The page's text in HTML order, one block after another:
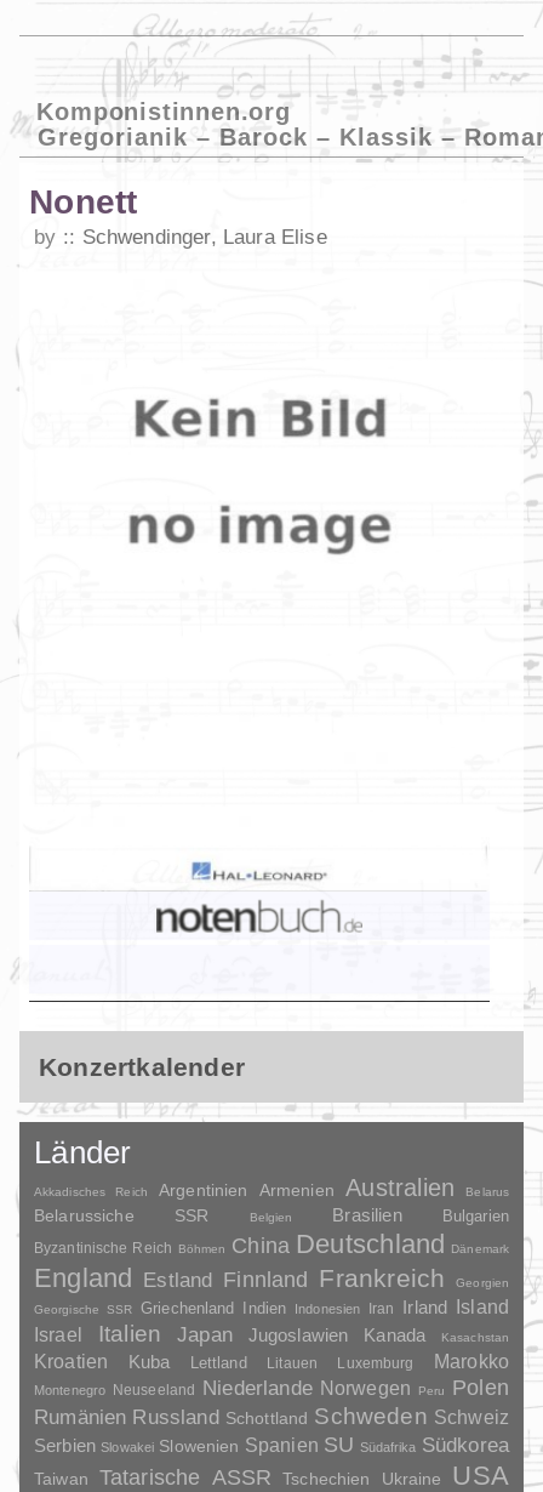
Komponistinnen.org
Gregorianik – Barock – Klassik –
Nonett
by Schwendinger, Laura Elise
Konzertkalender
Länder
Akkadisches Reich Argentinien Armenien Australien Belarus
Belarussiche SSR Belgien Brasilien Bulgarien
Byzantinische Reich Böhmen China Deutschland Dänemark
England Estland Finnland Frankreich
Georgien
Georgische SSR
Griechenland Indien Indonesien Iran Irland
Island
Israel
Italien Japan Jugoslawien Kanada Kasachstan
Kroatien Kuba Lettland Litauen Luxemburg Marokko
Montenegro Neuseeland Niederlande Norwegen Peru
Polen
Rumänien Russland Schottland Schweden Schweiz
Serbien Slowakei Slowenien Spanien SU Südafrika Südkorea
Taiwan Tatarische ASSR Tschechien Ukraine USA